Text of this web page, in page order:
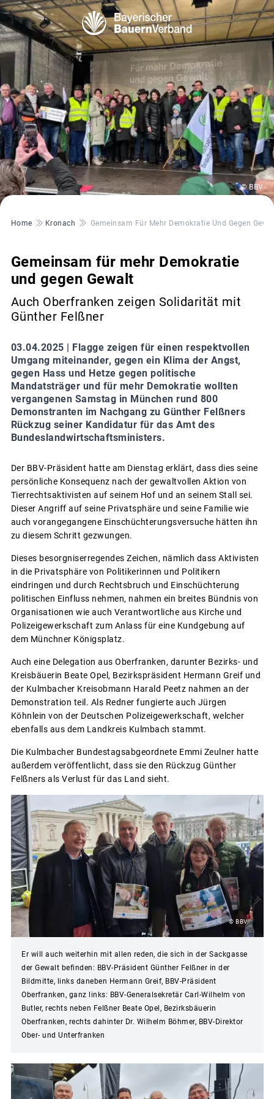
© BBV
Pfadnavigation
Home Kronach Gemeinsam Für Mehr Demokratie Und Gegen
Gemeinsam für mehr Demokratie
und gegen Gewalt
Auch Oberfranken zeigen Solidarität mit
Günther Felßner
03.04.2025 | Flagge zeigen für einen respektvollen
Umgang miteinander, gegen ein Klima der Angst,
gegen Hass und Hetze gegen politische
Mandatsträger und für mehr Demokratie wollten
vergangenen Samstag in München rund 800
Demonstranten im Nachgang zu Günther Felßners
Rückzug seiner Kandidatur für das Amt des
Bundeslandwirtschaftsministers.
Der BBV-Präsident hatte am Dienstag erklärt, dass dies seine
persönliche Konsequenz nach der gewaltvollen Aktion von
Tierrechtsaktivisten auf seinem Hof und an seinem Stall sei.
Dieser Angriff auf seine Privatsphäre und seine Familie wie
auch vorangegangene Einschüchterungsversuche hätten ihn
zu diesem Schritt gezwungen.
Dieses besorgniserregendes Zeichen, nämlich dass Aktivisten
in die Privatsphäre von Politikerinnen und Politikern
eindringen und durch Rechtsbruch und Einschüchterung
politischen Einfluss nehmen, nahmen ein breites Bündnis von
Organisationen wie auch Verantwortliche aus Kirche und
Polizeigewerkschaft zum Anlass für eine Kundgebung auf
dem Münchner Königsplatz.
Auch eine Delegation aus Oberfranken, darunter Bezirks- und
Kreisbäuerin Beate Opel, Bezirkspräsident Hermann Greif und
der Kulmbacher Kreisobmann Harald Peetz nahmen an der
Demonstration teil. Als Redner fungierte auch Jürgen
Köhnlein von der Deutschen Polizeigewerkschaft, welcher
ebenfalls aus dem Landkreis Kulmbach stammt.
Die Kulmbacher Bundestagsabgeordnete Emmi Zeulner hatte
außerdem veröffentlicht, dass sie den Rückzug Günther
Felßners als Verlust für das Land sieht.
© BBV
Er will auch weiterhin mit allen reden, die sich in der Sackgasse
der Gewalt befinden: BBV-Präsident Günther Felßner in der
Bildmitte, links daneben Hermann Greif, BBV-Präsident
Oberfranken, ganz links: BBV-Generalsekretär Carl-Wilhelm von
Butler, rechts neben Felßner Beate Opel, Bezirksbäuerin
Oberfranken, rechts dahinter Dr. Wilhelm Böhmer, BBV-Direktor
Ober- und Unterfranken